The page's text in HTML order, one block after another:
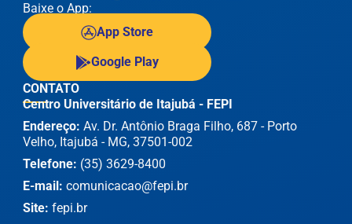
Baixe o App:
App Store
Google Play
CONTATO
Centro Universitário de Itajubá - FEPI
Endereço: Av. Dr. Antônio Braga Filho, 687 - Porto
Velho, Itajubá - MG, 37501-002
Telefone: (35) 3629-8400
E-mail: comunicacao@fepi.br
Site: fepi.br